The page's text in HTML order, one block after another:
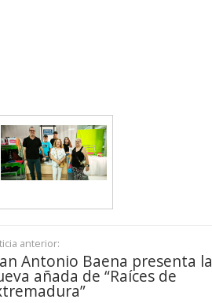
anterior:
Antonio Baena presenta la
añada de “Raíces de